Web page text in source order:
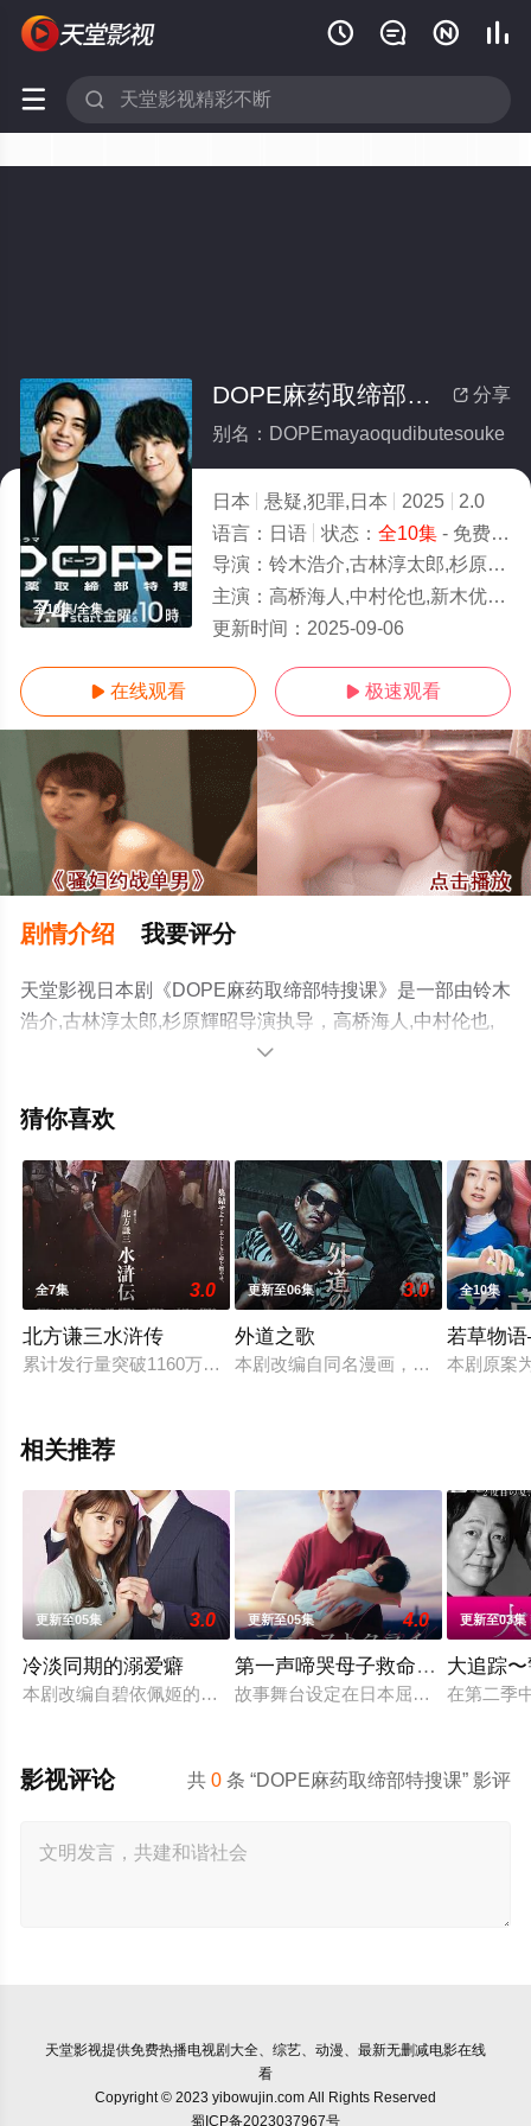
   
 
全10集/全集
 分享
DOPE麻药取缔部特搜课(全集)
别名：DOPEmayaoqudibutesouke
日本 悬疑,犯罪,日本 2025
2.0
语言： 日语 状态： 全10集- 免费在线观看
导演： 铃木浩介,古林淳太郎,杉原輝昭
主演： 高桥海人,中村伦也,新木优子,久间田琳加,丰田裕大,三浦诚己,伊藤淳史,忍成修吾,入山法子,佐野和真,蒼
更新时间： 2025-09-06
 在线观看  极速观看
剧情介绍 我要评分
天堂影视日本剧《DOPE麻药取缔部特搜课》是一部由铃木
浩介,古林淳太郎,杉原輝昭导演执导，高桥海人,中村伦也,
新木优子,久间田琳加,丰田裕大,三浦诚己,伊藤淳史,忍成修
明星演员精彩演绎的日本电视剧，大结局剧情已揭晓（全
天堂电影网，更多相关信息可移步至豆瓣电视剧、电视猫
或剧情网等平台了解。

猜你喜欢
全7集 3.0
北方谦三水浒传
累计发行量突破1160万部，在文学史上散发着孤高光辉的北方
更新至06集 3.0
外道之歌
本剧改编自同名漫画，讲述了经营着
全10集
若草物
本剧原案
相关推荐
更新至05集 3.0
冷淡同期的溺爱癖
本剧改编自碧依佩姬的同名漫画，是一部办公室爱情故事，讲
更新至05集 4.0
第一声啼哭母子救命急救班
故事舞台设定在日本屈指可数的顶级
更新至03集
大追踪
在第二季
共0 条 “DOPE麻药取缔部特搜课” 影评
影视评论
天堂影视提供免费热播电视剧大全、综艺、动漫、最新无删减电影在线
看
Copyright © 2023 yibowujin.com All Rights Reserved
蜀ICP备2023037967号